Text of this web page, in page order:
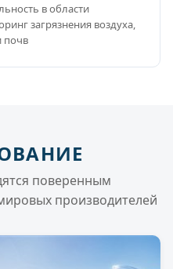
в области
загрязнения воздуха,
почв
поверенным
производителей